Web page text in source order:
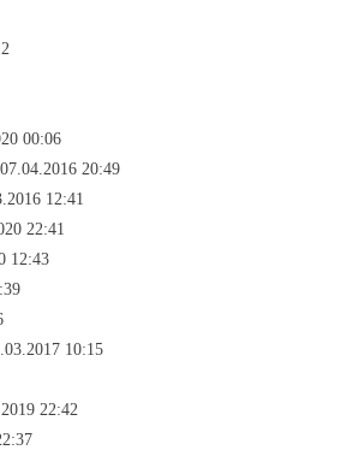
00:06
20:49
12:41
22:41
12:43
10:15
22:42